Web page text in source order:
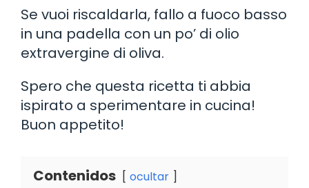
Se vuoi riscaldarla, fallo a fuoco basso
in una padella con un po’ di olio
extravergine di oliva.
Spero che questa ricetta ti abbia
ispirato a sperimentare in cucina!
Buon appetito!
Contenidos ocultar